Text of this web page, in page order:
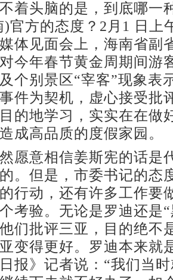
头脑的是，到底哪一
)官方的态度？2月1 日上
体见面会上，海南省副
今年春节黄金周期间游
个别景区“宰客”现象表
件为契机，虚心接受批
的地学习，实实在在做
成高品质的度假家园。
意相信姜斯宪的话是
。但是，市委书记的态
行动，还有许多工作要
考验。无论是罗迪还是
们批评三亚，目的绝不
变得更好。罗迪本来就
日报》记者说：“我们当